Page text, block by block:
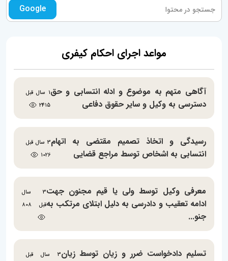
Google
مواعد اجرای احکام کیفری
آگاهی متهم به موضوع و ادله انتسابی و حق
دسترسی به وکیل و سایر حقوق دفاعی
1 سال قبل
2415
رسیدگی و اتخاذ تصمیم مقتضی به اتهام
انتسابی به اشخاص توسط مراجع قضایی
3 سال قبل
1026
معرفی وکیل توسط ولی یا قیم مجنون جهت
ادامه تعقیب و دادرسی به دلیل ابتلای مرتکب به
جنو...
3 سال
قبل
808
تسلیم دادخواست ضرر و زیان توسط زیان3 سال قبل